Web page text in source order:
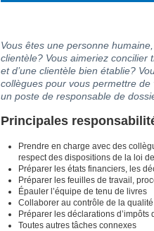
Vous êtes une personne
clientèle? Vous aimeriez
et d’une clientèle bien établie?
collègues pour vous permettre
un poste de responsable de
Principales
Prendre en charge avec des
respect des dispositions de la loi
Préparer les états financiers, les
Préparer les feuilles de travail,
Épauler l’équipe de tenu de livres
Collaborer au contrôle de la
Préparer les déclarations
Toutes autres tâches connexes